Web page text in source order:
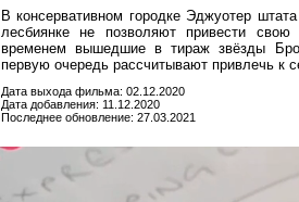
В консервативном городке Эджуотер
лесбиянке не позволяют привести
временем вышедшие в тираж звёзды
первую очередь рассчитывают привлечь к
Дата выхода фильма: 02.12.2020
Дата добавления: 11.12.2020
Последнее обновление: 27.03.2021